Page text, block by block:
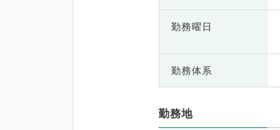
勤務曜日
勤務体系
勤務地